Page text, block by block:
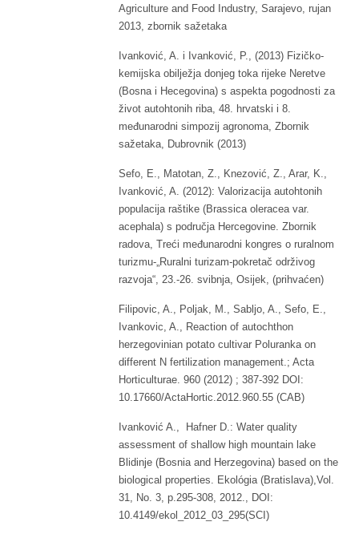
Agriculture and Food Industry, Sarajevo, rujan
2013, zbornik sažetaka
Ivanković, A. i Ivanković, P., (2013) Fizičko-
kemijska obilježja donjeg toka rijeke Neretve
(Bosna i Hecegovina) s aspekta pogodnosti za
život autohtonih riba, 48. hrvatski i 8.
međunarodni simpozij agronoma, Zbornik
sažetaka, Dubrovnik (2013)
Sefo, E., Matotan, Z., Knezović, Z., Arar, K.,
Ivanković, A. (2012): Valorizacija autohtonih
populacija raštike (Brassica oleracea var.
acephala) s područja Hercegovine. Zbornik
radova, Treći međunarodni kongres o ruralnom
turizmu-„Ruralni turizam-pokretač održivog
razvoja“, 23.-26. svibnja, Osijek, (prihvaćen)
Filipovic, A., Poljak, M., Sabljo, A., Sefo, E.,
Ivankovic, A., Reaction of autochthon
herzegovinian potato cultivar Poluranka on
different N fertilization management.; Acta
Horticulturae. 960 (2012) ; 387-392 DOI:
10.17660/ActaHortic.2012.960.55 (CAB)
Ivanković A., Hafner D.: Water quality
assessment of shallow high mountain lake
Blidinje (Bosnia and Herzegovina) based on the
biological properties. Ekológia (Bratislava),Vol.
31, No. 3, p.295-308, 2012., DOI:
10.4149/ekol_2012_03_295(SCI)